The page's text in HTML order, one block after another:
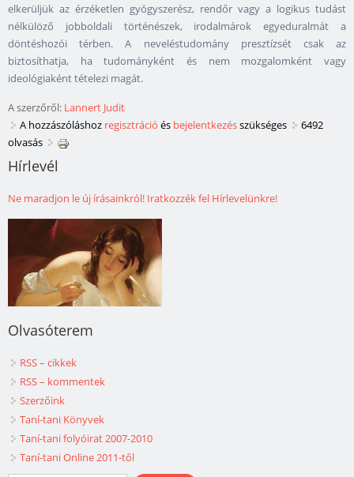
elkerüljük az érzéketlen gyógyszerész, rendőr vagy a logikus tudást
nélkülöző jobboldali történészek, irodalmárok egyeduralmát a
döntéshozói térben. A neveléstudomány presztízsét csak az
biztosíthatja, ha tudományként és nem mozgalomként vagy
ideológiaként tételezi magát.
A szerzőről: Lannert Judit
A hozzászóláshoz regisztráció és bejelentkezésszükséges
6492
olvasás
Hírlevél
Ne maradjon le új írásainkról! Iratkozzék fel Hírlevelünkre!
Olvasóterem
RSS – cikkek
RSS – kommentek
Szerzőink
Taní-tani Könyvek
Taní-tani folyóirat 2007-2010
Taní-tani Online 2011-től